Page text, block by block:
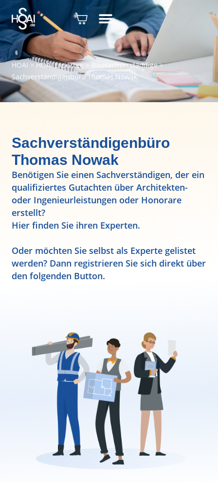
HOAI > HOAI Experten> Bausachverständige>
Sachverständigenbüro Thomas Nowak
Sachverständigenbüro
Thomas Nowak
Benötigen Sie einen Sachverständigen, der ein
qualifiziertes Gutachten über Architekten-
oder Ingenieurleistungen oder Honorare
erstellt?
Hier finden Sie ihren Experten.
Oder möchten Sie selbst als Experte gelistet
werden? Dann registrieren Sie sich direkt über
den folgenden Button.